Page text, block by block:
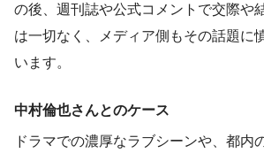
の後、週刊誌や公式コメントで交際や
は一切なく、メディア側もその話題に
います。
中村倫也さんとのケース
ドラマでの濃厚なラブシーンや、都内